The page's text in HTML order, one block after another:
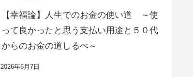
【幸福論】人生でのお金の使い道 ～使
って良かったと思う支払い用途と５０代
からのお金の道しるべ～
2026年6月7日